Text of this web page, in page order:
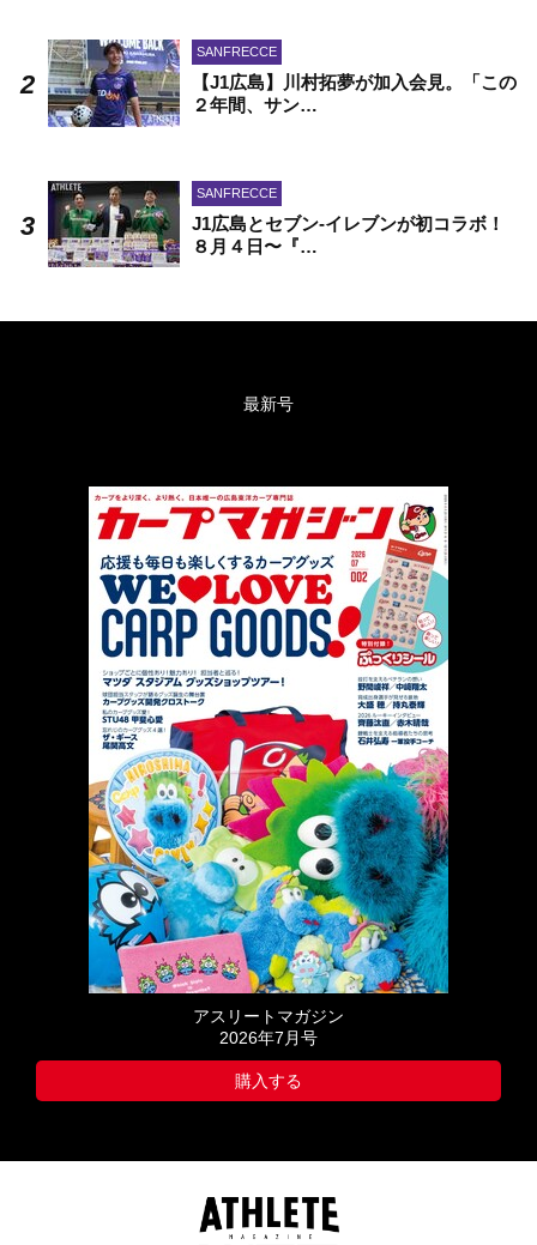
SANFRECCE
【J1広島】川村拓夢が加入会見。「この
２年間、サン…
SANFRECCE
J1広島とセブン-イレブンが初コラボ！
８月４日〜『…
最新号
アスリートマガジン
2026年7月号
購入する